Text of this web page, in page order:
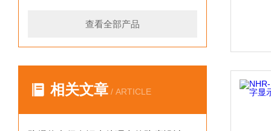
查看全部产品
相关文章 / ARTICLE